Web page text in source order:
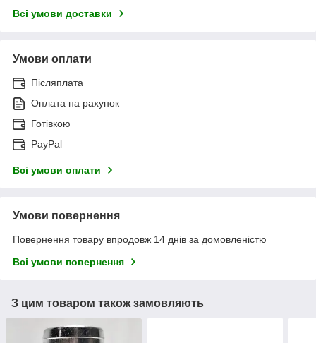
Всі умови доставки
Умови оплати
Післяплата
Оплата на рахунок
Готівкою
PayPal
Всі умови оплати
Умови повернення
Повернення товару впродовж 14 днів за домовленістю
Всі умови повернення
З цим товаром також замовляють